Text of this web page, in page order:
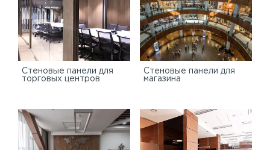
Cтеновые панели для
торговых центров
Стеновые панели для
магазина